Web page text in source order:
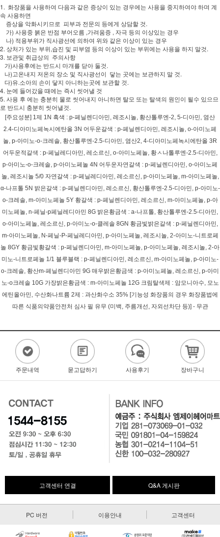
1. 화장품을 사용하여 다음과 같은 증상이 있는 경우에는 사용을 중지하여야 하며 계
속 사용하면
증상을 악화시키므로 피부과 전문의 등에게 상담할 것.
가) 사용중 붉은 반점 부어오름 ,가려움증 , 자극 등의 이상있는 경우
나) 적용부위가 직사광선에 의하여 위와 같은 이상이 있는 경우
2. 상처가 있는 부위,습진 및 피부염 등의 이상이 있는 부위에는 사용을 하지 말것.
3. 보관및 취급상의 주의사항
가)사용후에는 반드시 마개를 닫아 둘것.
나)고온내지 저온의 장소 및 직사광선이 닿는 곳에는 보관하지 말 것.
다)유.소아의 손이 닿지 아니하는곳에 보관할 것.
4. 눈에 들어갔을 때에는 즉시 씻어낼 것
5. 사용 후 에는 충분히 물로 씻어내지 아니하면 탈모 또는 탈색의 원인이 될수 있으므
로 반드시 충분히 씻어낼것.
[주요성분] 1제 1N 흑색 : p-페닐렌디아민, 레조시놀, 황산톨루엔-2, 5-디아민, 염산
2.4-디아미노페녹시에탄올 3N 어두운갈색 : p-페닐렌디아민, 레조시놀, o-아미노페
놀, p-아미노-o-크레솔, 황산톨루엔-2.5-디아민, 염산2, 4-디아미노페녹시에탄올 3R
어두운적갈색 : p-페닐레디아민, 레소르신, o-아미노페놀, 황ㅅ나톨루엔-2.5-디아민,
p-아미노-o-크레솔, p-아미노페놀 4N 어두운자연갈색 : p-페닐렌디아민, o-아미노페
놀, 레조시놀 5/0 자연갈색 : p-페닐레디아민, 레소르신, p-아미노페놀, m-아미노페놀,
α-나프톨 5N 밝은갈색 : p-페닐렌디아민, 레소르신, 황산톨루엔-2.5-디아민, p-아미노-
o-크레솔, m-아미노페놀 5Y 황갈색 : p-페닐렌디아민, 레소르신, m-아미노페놀, p-아
미노페놀, n-페닐-p페닐레디아민 8G 밝은황금색 : a-나프톨, 황산톨루엔-2.5-디아민,
o-아미노페놀, 레소르신, p-아미노-o-클레솔 8GN 황금빛밝은갈색 : p-페닐렌디아민,
m-아미노페놀, N-페닐-P-페닐레디아민, p-아미노페놀, 레조시놀, 2-아미노-니트로페
놀 8GY 황금빛황갈색 : p-페닐렌디아민, m-아미노페놀, p-아미노페놀, 레조시놀, 2-아
미노-니트로페놀 1/1 블루블랙 : p-페닐렌디아민, 레소르신, m-아미노페놀, p-아미노-
o-크레솔, 황산m-페닐렌디아민 9G 매우밝은황금색 : p-아미노페놀, 레소르신, p-아미
노-o크레솔 10G 가장밝은황금색 : m-아미노페놀 12G 크림탈색제 : 암모니아수, 모노
에틴올아민, 수산화나트륨 2제 : 과산화수소 35% [기능성 화장품의 경우 화장품법에
따른 식품의약품안전처 심사 필 유무 (미백, 주름개선, 자외선차단 등)] - 무관
주문내역 묻고답하기 사용후기 장바구니
고객센터 연결 Q&A 게시판
PC 버전 이용안내 고객센터